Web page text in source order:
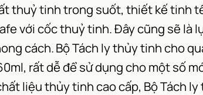
thuỷ tinh trong suốt, thiết kế tinh
với cốc thuỷ tinh. Đây cũng sẽ là
cách.Bộ Tách ly thủy tinh cho
rất dễ để sử dụng cho một số
liệu thủy tinh cao cấp, Bộ Tách